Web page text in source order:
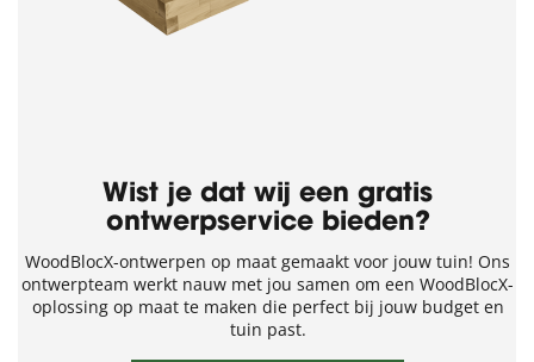
Wist je dat wij een gratis
ontwerpservice bieden?
WoodBlocX-ontwerpen op maat gemaakt voor jouw tuin! Ons
ontwerpteam werkt nauw met jou samen om een WoodBlocX-
oplossing op maat te maken die perfect bij jouw budget en
tuin past.